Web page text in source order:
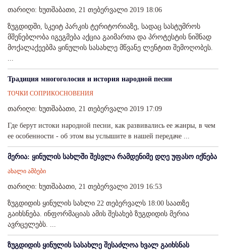
თარიღი: ხუთშაბათი, 21 თებერვალი 2019 18:06
ზუგდიდში, სკეიტ პარკის ტერიტორიაზე, სადაც სასტუმროს
მშენებლობა იგეგმება აქცია გაიმართა და პროტესტის ნიშნად
მოქალაქეებმა ყინულის სასახლე მწვანე ლენტით შემოღობეს.
...
Традиция многоголосия и история народной песни
ТОЧКИ СОПРИКОСНОВЕНИЯ
თარიღი: ხუთშაბათი, 21 თებერვალი 2019 17:09
Где берут истоки народной песни, как развивались ее жанры, в чем
ее особенности - об этом вы услышите в нашей передаче ...
მერია: ყინულის სახლში შესვლა რამდენიმე დღე უფასო იქნება
ახალი ამბები
თარიღი: ხუთშაბათი, 21 თებერვალი 2019 16:53
ზუგდიდის ყინულის სახლი 22 თებერვალს 18:00 საათზე
გაიხსნება. ინფორმაციას ამის შესახებ ზუგდიდის მერია
ავრცელებს. ...
ზუგდიდის ყინულის სასახლე შესაძლოა ხვალ გაიხსნას